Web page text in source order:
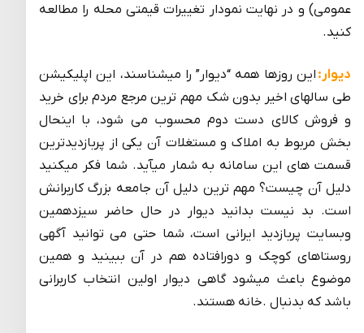
عمومی) و در نهایت نمودار تغییرات قیمتی محله را مطالعه
کنید.
دیوار: این روزها همه “دیوار” را میشناسند، این اپلیکیشن
طی سالهای اخیر بدون شک مهم ترین مرجع مردم برای خرید
و فروش کالای دست دوم محسوب می شود، با اینحال
بخش مربوط به املاک و مستغلات آن یکی از پربازدیدترین
قسمت های این سامانه به شمار میآید. شما فکر میکنید
دلیل آن چیست؟ مهم ترین دلیل آن جامعه بزرگ کاربرانش
است. بد نیست بدانید دیوار در حال حاضر سیزدهمین
وبسایت پربازدید ایرانی است، شما حتی می توانید آگهی
روستاهای کوچک و دورافتاده هم در آن ببینید و همین
موضوع باعث میشود گاهی دیوار اولین انتخاب کاربرانی
باشد که بدنبال .خانه هستند.